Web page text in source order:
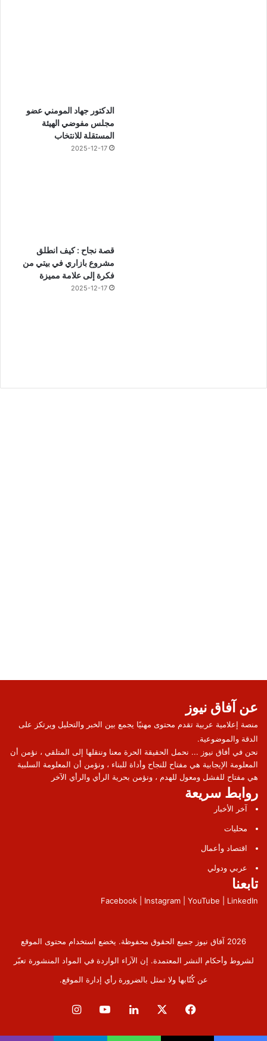
الدكتور جهاد المومني عضو
مجلس مفوضي الهيئة
المستقلة للانتخاب
2025-12-17
قصة نجاح : كيف انطلق
مشروع بازاري في بيتي من
فكرة إلى علامة مميزة
2025-12-17
عن آفاق نيوز
منصة إعلامية عربية تقدم محتوى مهنيًا يجمع بين الخبر والتحليل ويرتكز على
الدقة والموضوعية.
نحن في أفاق نيوز ... نحمل الحقيقة الحرة معنا وننقلها إلى المتلقي ، نؤمن أن
المعلومة الإيجابية هي مفتاح للنجاح وأداة للبناء ، ونؤمن أن المعلومة السلبية
هي مفتاح للفشل ومعول للهدم ، ونؤمن بحرية الرأي والرأي الآخر
روابط سريعة
آخر الأخبار
محليات
اقتصاد وأعمال
عربي ودولي
تابعنا
Facebook | Instagram | YouTube | LinkedIn
2026 آفاق نيوز جميع الحقوق محفوظة. يخضع استخدام محتوى الموقع
لشروط وأحكام النشر المعتمدة. إن الآراء الواردة في المواد المنشورة تعبّر
عن كُتّابها ولا تمثل بالضرورة رأي إدارة الموقع.
فيسبوك لينكدإن ‫YouTube